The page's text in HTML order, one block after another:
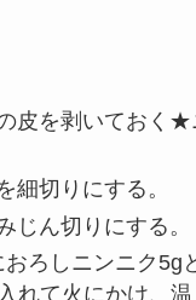
皮を剥いておく★
細切りにする。
じん切りにする。
ろしニンニク5g
れて火にかけ、